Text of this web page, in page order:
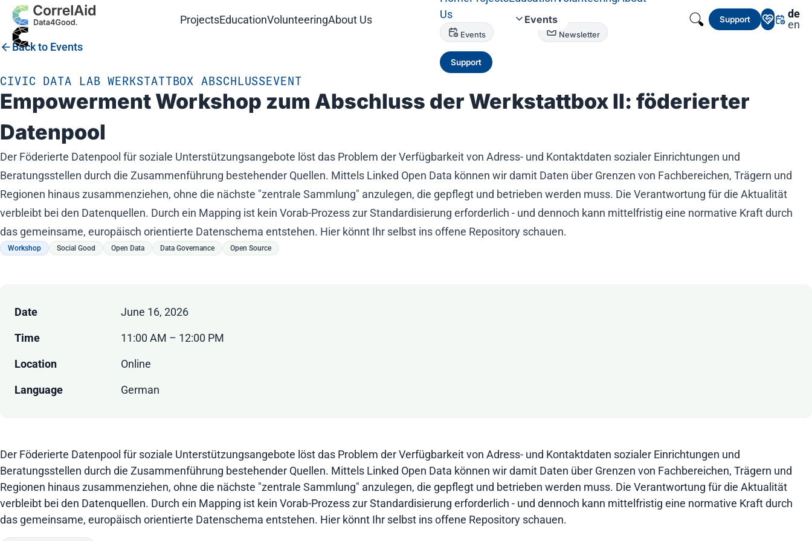
ProjectsEducationVolunteeringAbout Us Events
Us
Events Newsletter
Support
Support
de
en
Back to Events
CIVIC DATA LAB WERKSTATTBOX ABSCHLUSSEVENT
Empowerment Workshop zum Abschluss der Werkstattbox II: föderierter
Datenpool
Der Föderierte Datenpool für soziale Unterstützungsangebote löst das Problem der Verfügbarkeit von Adress- und Kontaktdaten sozialer Einrichtungen und
Beratungsstellen durch die Zusammenführung bestehender Quellen. Mittels Linked Open Data können wir damit Daten über Grenzen von Fachbereichen, Trägern und
Regionen hinaus zusammenziehen, ohne die nächste "zentrale Sammlung" anzulegen, die gepflegt und betrieben werden muss. Die Verantwortung für die Aktualität
verbleibt bei den Datenquellen. Durch ein Mapping ist kein Vorab-Prozess zur Standardisierung erforderlich - und dennoch kann mittelfristig eine normative Kraft durch
das gemeinsame, europäisch orientierte Datenschema entstehen. Hier könnt Ihr selbst ins offene Repository schauen.
Workshop Social Good Open Data Data Governance Open Source
Date June 16, 2026
Time 11:00 AM – 12:00 PM
Location Online
Language German
Der Föderierte Datenpool für soziale Unterstützungsangebote löst das Problem der Verfügbarkeit von Adress- und Kontaktdaten sozialer Einrichtungen und
Beratungsstellen durch die Zusammenführung bestehender Quellen. Mittels Linked Open Data können wir damit Daten über Grenzen von Fachbereichen, Trägern und
Regionen hinaus zusammenziehen, ohne die nächste "zentrale Sammlung" anzulegen, die gepflegt und betrieben werden muss. Die Verantwortung für die Aktualität
verbleibt bei den Datenquellen. Durch ein Mapping ist kein Vorab-Prozess zur Standardisierung erforderlich - und dennoch kann mittelfristig eine normative Kraft durch
das gemeinsame, europäisch orientierte Datenschema entstehen. Hier könnt Ihr selbst ins offene Repository schauen.